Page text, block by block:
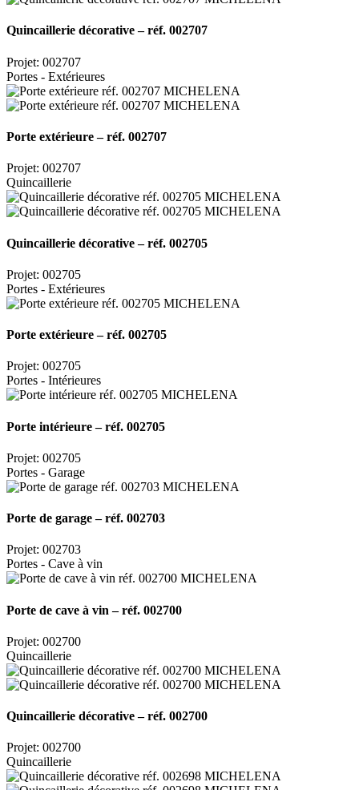
Quincaillerie décorative – réf. 002707
Projet: 002707
Portes - Extérieures
Porte extérieure – réf. 002707
Projet: 002707
Quincaillerie
Quincaillerie décorative – réf. 002705
Projet: 002705
Portes - Extérieures
Porte extérieure – réf. 002705
Projet: 002705
Portes - Intérieures
Porte intérieure – réf. 002705
Projet: 002705
Portes - Garage
Porte de garage – réf. 002703
Projet: 002703
Portes - Cave à vin
Porte de cave à vin – réf. 002700
Projet: 002700
Quincaillerie
Quincaillerie décorative – réf. 002700
Projet: 002700
Quincaillerie